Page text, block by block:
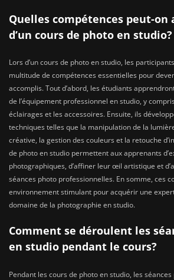
Quelles compétences peut-on
d’un cours de photo en studio?
Lors d’un cours de photo en studio, les
multitude de compétences essentielles pour
accomplis. Tout d’abord, les étudiants
de l’équipement professionnel en studio, y
éclairages et les accessoires. Ensuite, ils
techniques telles que la manipulation de la
créative, la gestion des couleurs et la retouche
de photo en studio permettent aux apprenants
photographiques, d’affiner leur œil artistique et
séances photo professionnelles. En somme, ces
environnement stimulant pour acquérir une
domaine de la photographie en studio.
Comment se déroulent les
en studio pendant le cours?
Pendant les cours de photo en studio, les